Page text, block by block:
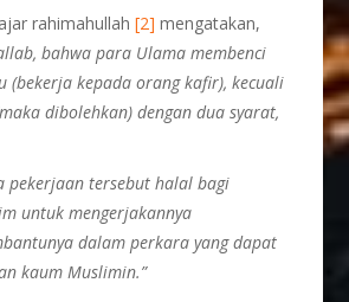
rahimahullah[2] mengatakan,
bahwa para Ulama membenci
(bekerja kepada orang kafir), kecuali
dibolehkan) dengan dua syarat,
pekerjaan tersebut halal bagi
untuk mengerjakannya
dalam perkara yang dapat
kaum Muslimin.”